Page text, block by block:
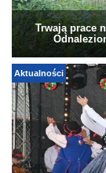
Trwają prace
Aktualności